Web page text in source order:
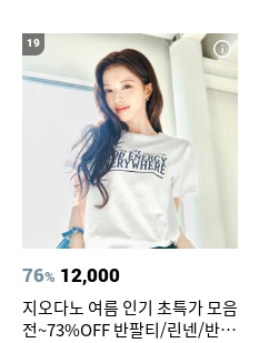
19
76% 12,000
지오다노 여름 인기 초특가 모음
전~73%OFF 반팔티/린넨/반바